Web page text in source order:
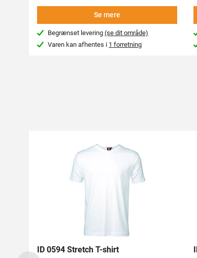
Se mere
Begrænset levering(se dit område)
Varen kan afhentes i 1 forretning
ID 0594 Stretch T-shirt